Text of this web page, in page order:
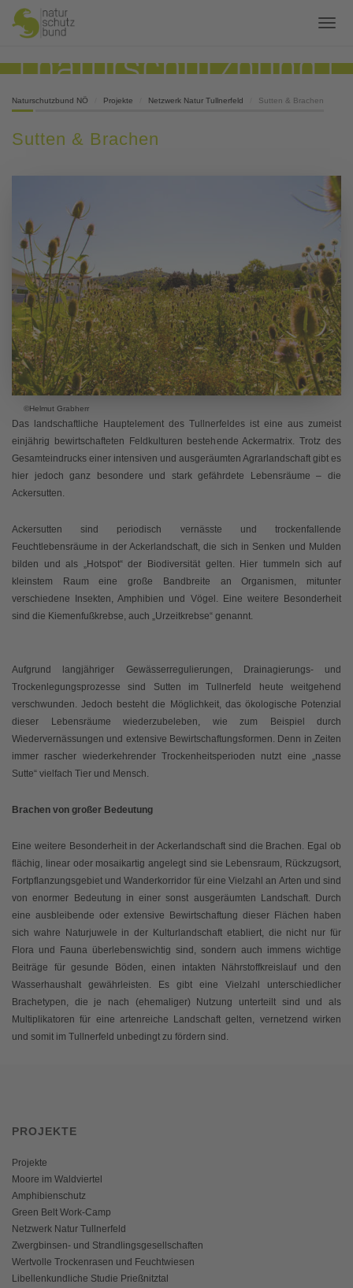
Naturschutzbund NÖ Projekte Netzwerk Natur Tullnerfeld Sutten & Brachen
Sutten & Brachen
©Helmut Grabherr
Das landschaftliche Hauptelement des Tullnerfeldes ist eine aus zumeist
einjährig bewirtschafteten Feldkulturen bestehende Ackermatrix. Trotz des
Gesamteindrucks einer intensiven und ausgeräumten Agrarlandschaft gibt es
hier jedoch ganz besondere und stark gefährdete Lebensräume – die
Ackersutten.
Ackersutten sind periodisch vernässte und trockenfallende
Feuchtlebensräume in der Ackerlandschaft, die sich in Senken und Mulden
bilden und als „Hotspot“ der Biodiversität gelten. Hier tummeln sich auf
kleinstem Raum eine große Bandbreite an Organismen, mitunter
verschiedene Insekten, Amphibien und Vögel. Eine weitere Besonderheit
sind die Kiemenfußkrebse, auch „Urzeitkrebse“ genannt.
Aufgrund langjähriger Gewässerregulierungen, Drainagierungs- und
Trockenlegungsprozesse sind Sutten im Tullnerfeld heute weitgehend
verschwunden. Jedoch besteht die Möglichkeit, das ökologische Potenzial
dieser Lebensräume wiederzubeleben, wie zum Beispiel durch
Wiedervernässungen und extensive Bewirtschaftungsformen. Denn in Zeiten
immer rascher wiederkehrender Trockenheitsperioden nutzt eine „nasse
Sutte“ vielfach Tier und Mensch.
Brachen von großer Bedeutung
Eine weitere Besonderheit in der Ackerlandschaft sind die Brachen. Egal ob
flächig, linear oder mosaikartig angelegt sind sie Lebensraum, Rückzugsort,
Fortpflanzungsgebiet und Wanderkorridor für eine Vielzahl an Arten und sind
von enormer Bedeutung in einer sonst ausgeräumten Landschaft. Durch
eine ausbleibende oder extensive Bewirtschaftung dieser Flächen haben
sich wahre Naturjuwele in der Kulturlandschaft etabliert, die nicht nur für
Flora und Fauna überlebenswichtig sind, sondern auch immens wichtige
Beiträge für gesunde Böden, einen intakten Nährstoffkreislauf und den
Wasserhaushalt gewährleisten. Es gibt eine Vielzahl unterschiedlicher
Brachetypen, die je nach (ehemaliger) Nutzung unterteilt sind und als
Multiplikatoren für eine artenreiche Landschaft gelten, vernetzend wirken
und somit im Tullnerfeld unbedingt zu fördern sind.
PROJEKTE
Projekte
Moore im Waldviertel
Amphibienschutz
Green Belt Work-Camp
Netzwerk Natur Tullnerfeld
Zwergbinsen- und Strandlingsgesellschaften
Wertvolle Trockenrasen und Feuchtwiesen
Libellenkundliche Studie Prießnitztal